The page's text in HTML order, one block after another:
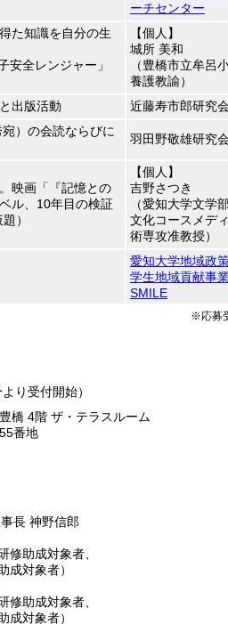
ーチセンター
た知識を自分の生
安全レンジャー」
【個人】
城所 美和
（豊橋市立牟呂
養護教諭）
出版活動 近藤寿市郎研究
）の会読ならびに
羽田野敬雄研究
映画「『記憶との
ル、10年目の検証
）
【個人】
吉野さつき
（愛知大学文学
文化コースメデ
術専攻准教授）
愛知大学地域政
学生地域貢献事
SMILE
※応募
り受付開始）
橋 4階 ザ・テラスルーム
番地
長 神野信郎
修助成対象者、
成対象者）
修助成対象者、
成対象者）